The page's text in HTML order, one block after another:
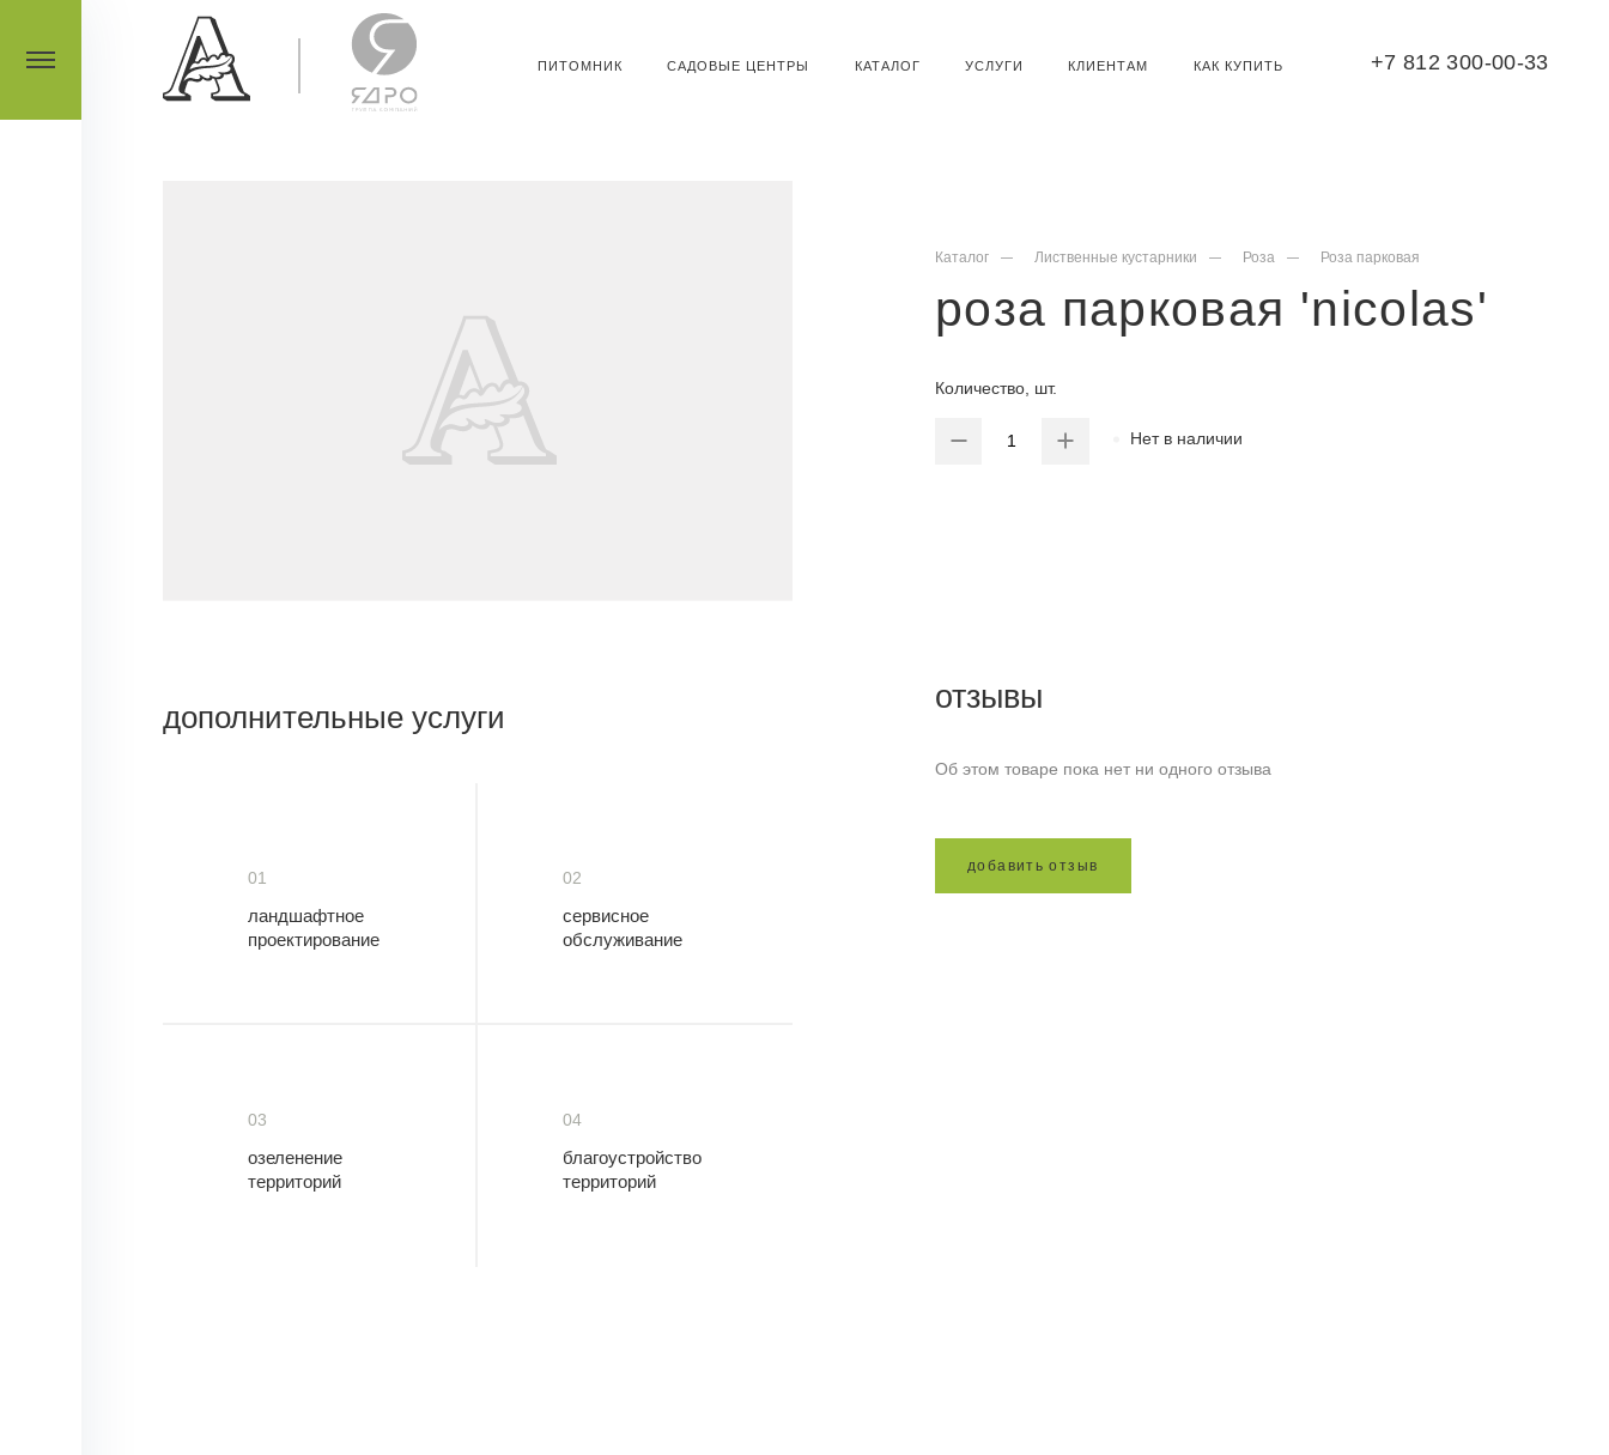
ПИТОМНИК САДОВЫЕ ЦЕНТРЫ КАТАЛОГ УСЛУГИ КЛИЕНТАМ КАК КУПИТЬ +7 812 300-00-33
дополнительные услуги
01
ландшафтное
проектирование
02
сервисное
обслуживание
03
озеленение
территорий
04
благоустройство
территорий
Каталог Лиственные кустарники Роза Роза парковая
роза парковая 'nicolas'
Количество, шт.
Нет в наличии
отзывы
Об этом товаре пока нет ни одного отзыва
до бавить о тз ыв